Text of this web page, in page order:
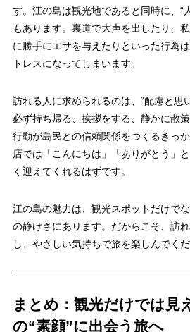
す。江の島は観光地であると同時に、“
もあります。裏道で大声を出したり、
に勝手にエサを与えたりといった行為
トレスになってしまいます。
訪れる人に求められるのは、“配慮と思
必ず持ち帰る、挨拶をする、静かに散
行動が島民との信頼関係をつくるきっ
店では「こんにちは」「ありがとう」
く迎えてくれるはずです。
江の島の魅力は、観光スポットだけで
の静けさにあります。だからこそ、訪
し、やさしい気持ちで旅を楽しんでくだ
まとめ：観光だけでは見
の“素顔”に出会う旅へ